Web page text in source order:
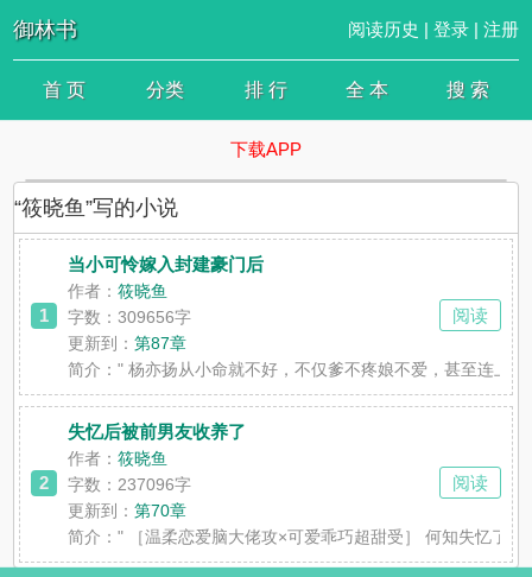
御林书 阅读历史 | 登录| 注册
首 页 分类 排 行 全 本 搜 索
下载APP
“筱晓鱼”写的小说
1
当小可怜嫁入封建豪门后
作者：筱晓鱼
字数：309656字
更新到：第87章
简介：" 杨亦扬从小命就不好，不仅爹不疼娘不爱，甚至连上
阅读
2
失忆后被前男友收养了
作者：筱晓鱼
字数：237096字
更新到：第70章
简介：" ［温柔恋爱脑大佬攻×可爱乖巧超甜受］ 何知失忆了
阅读